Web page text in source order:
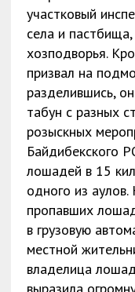
участковый
села и
хозподворья.
призвал на
разделившись,
табун с разных
розыскных
Байдибекского
лошадей в 15
одного из
пропавших
в грузовую
местной
владелица
выразила